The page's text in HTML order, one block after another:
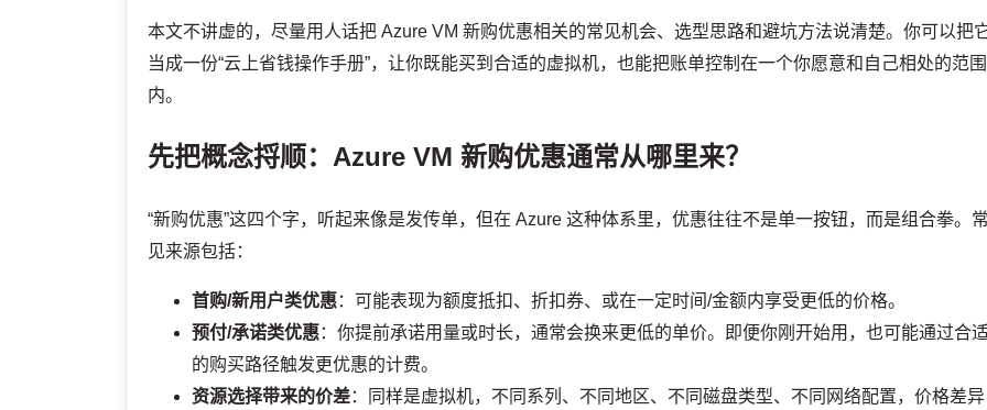
本文不讲虚的，尽量用人话把 Azure VM 新购优惠相关的常见机会、选型思路和避坑方法说清楚。你可以把
当成一份“云上省钱操作手册”，让你既能买到合适的虚拟机，也能把账单控制在一个你愿意和自己相处的范围
内。
先把概念捋顺：Azure VM 新购优惠通常从哪里来？
“新购优惠”这四个字，听起来像是发传单，但在 Azure 这种体系里，优惠往往不是单一按钮，而是组合拳。常
见来源包括：
首购/新用户类优惠：可能表现为额度抵扣、折扣券、或在一定时间/金额内享受更低的价格。
预付/承诺类优惠：你提前承诺用量或时长，通常会换来更低的单价。即便你刚开始用，也可能通过合
的购买路径触发更优惠的计费。
资源选择带来的价差：同样是虚拟机，不同系列、不同地区、不同磁盘类型、不同网络配置，价格差异